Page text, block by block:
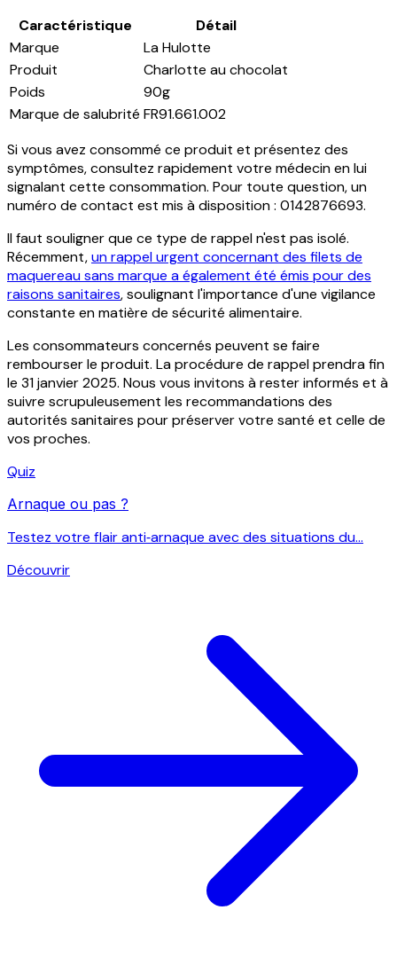
Caractéristique
Détail
Marque
La Hulotte
Produit
Charlotte au chocolat
Poids
90g
Marque de salubrité FR91.661.002
Si vous avez consommé ce produit et présentez des
symptômes, consultez rapidement votre médecin en lui
signalant cette consommation. Pour toute question, un
numéro de contact est mis à disposition : 0142876693.
Il faut souligner que ce type de rappel n'est pas isolé.
Récemment,un rappel urgent concernant des filets de
maquereau sans marque a également été émis pour des
raisons sanitaires, soulignant l'importance d'une vigilance
constante en matière de sécurité alimentaire.
Les consommateurs concernés peuvent se faire
rembourser le produit. La procédure de rappel prendra fin
le 31 janvier 2025. Nous vous invitons à rester informés et à
suivre scrupuleusement les recommandations des
autorités sanitaires pour préserver votre santé et celle de
vos proches.
Quiz
Arnaque ou pas ?
Testez votre flair anti‑arnaque avec des situations du...
Découvrir